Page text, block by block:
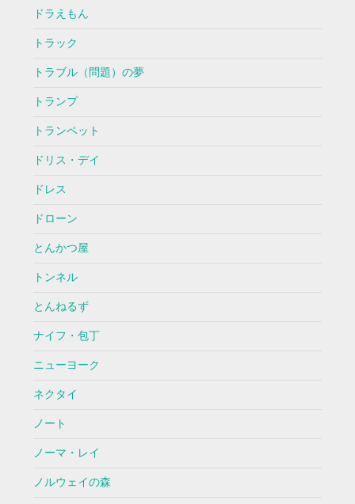
ドラえもん
トラック
トラブル（問題）の夢
トランプ
トランペット
ドリス・デイ
ドレス
ドローン
とんかつ屋
トンネル
とんねるず
ナイフ・包丁
ニューヨーク
ネクタイ
ノート
ノーマ・レイ
ノルウェイの森